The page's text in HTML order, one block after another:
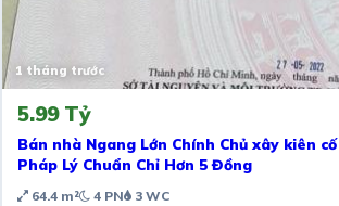
1 tháng trước
5.99 Tỷ
Bán nhà Ngang Lớn Chính Chủ xây kiên cố Khu Lê Cơ
Pháp Lý Chuẩn Chỉ Hơn 5 Đồng
64.4 m² 4 PN 3 WC